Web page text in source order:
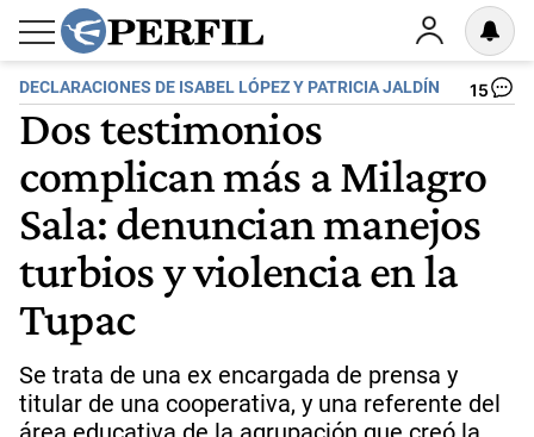
DECLARACIONES DE ISABEL LÓPEZ Y PATRICIA JALDÍN 15
Dos testimonios
complican más a Milagro
Sala: denuncian manejos
turbios y violencia en la
Tupac
Se trata de una ex encargada de prensa y
titular de una cooperativa, y una referente del